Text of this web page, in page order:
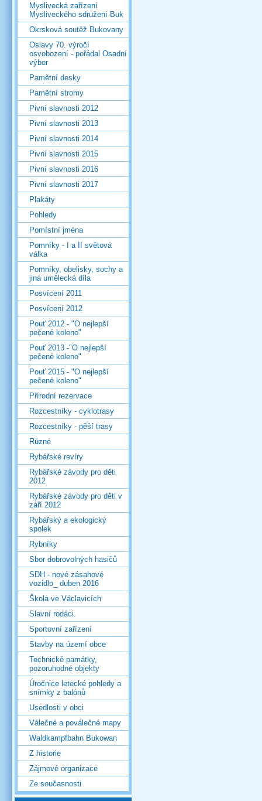
Myslivecká zařízení
Mysliveckého sdružení Buk
Okrsková soutěž Bukovany
Oslavy 70. výročí
osvobození - pořádal Osadní
výbor
Pamětní desky
Pamětní stromy
Pivní slavnosti 2012
Pivní slavnosti 2013
Pivní slavnosti 2014
Pivní slavnosti 2015
Pivní slavnosti 2016
Pivní slavnosti 2017
Plakáty
Pohledy
Pomístní jména
Pomníky - I a II světová
válka
Pomníky, obelisky, sochy a
jiná umělecká díla
Posvícení 2011
Posvícení 2012
Pouť 2012 - "O nejlepší
pečené koleno"
Pouť 2013 -"O nejlepší
pečené koleno"
Pouť 2015 - "O nejlepší
pečené koleno"
Přírodní rezervace
Rozcestníky - cyklotrasy
Rozcestníky - pěší trasy
Různé
Rybářské revíry
Rybářské závody pro děti
2012
Rybářské závody pro děti v
září 2012
Rybářský a ekologický
spolek
Rybníky
Sbor dobrovolných hasičů
SDH - nové zásahové
vozidlo_ duben 2016
Škola ve Václavicích
Slavní rodáci.
Sportovní zařízení
Stavby na území obce
Technické památky,
pozoruhodné objekty
Úročnice letecké pohledy a
snímky z balónů
Usedlosti v obci
Válečné a poválečné mapy
Waldkampfbahn Bukowan
Z historie
Zájmové organizace
Ze současnosti